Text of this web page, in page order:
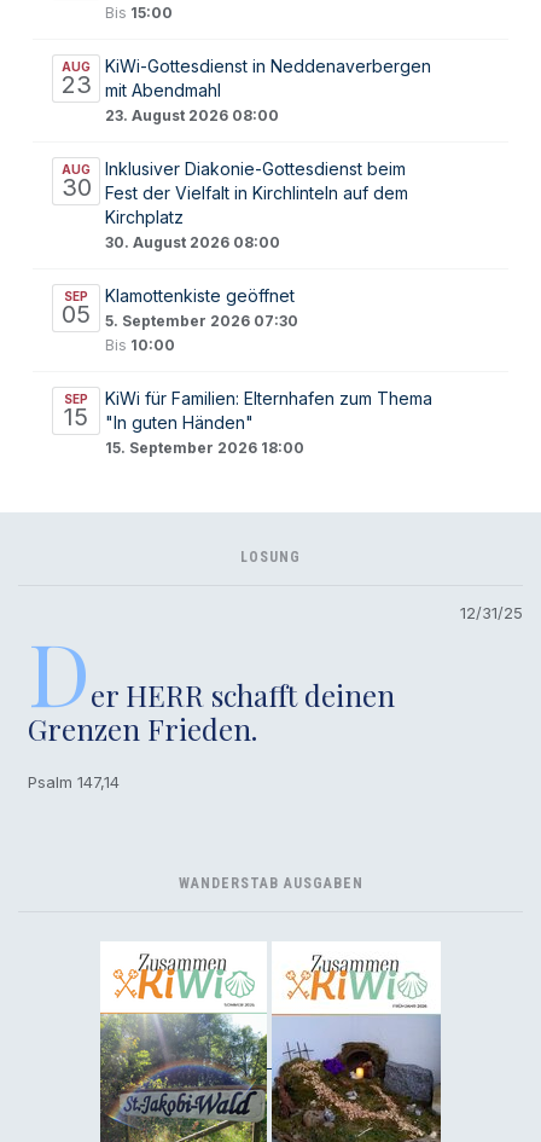
Bis 15:00
AUG
23
KiWi-Gottesdienst in Neddenaverbergen
mit Abendmahl
23. August 2026 08:00
AUG
30
Inklusiver Diakonie-Gottesdienst beim
Fest der Vielfalt in Kirchlinteln auf dem
Kirchplatz
30. August 2026 08:00
SEP
05
Klamottenkiste geöffnet
5. September 2026 07:30
Bis 10:00
SEP
15
KiWi für Familien: Elternhafen zum Thema
"In guten Händen"
15. September 2026 18:00
LOSUNG
12/31/25
Der HERR schafft deinen
Grenzen Frieden.
Psalm 147,14
WANDERSTAB AUSGABEN